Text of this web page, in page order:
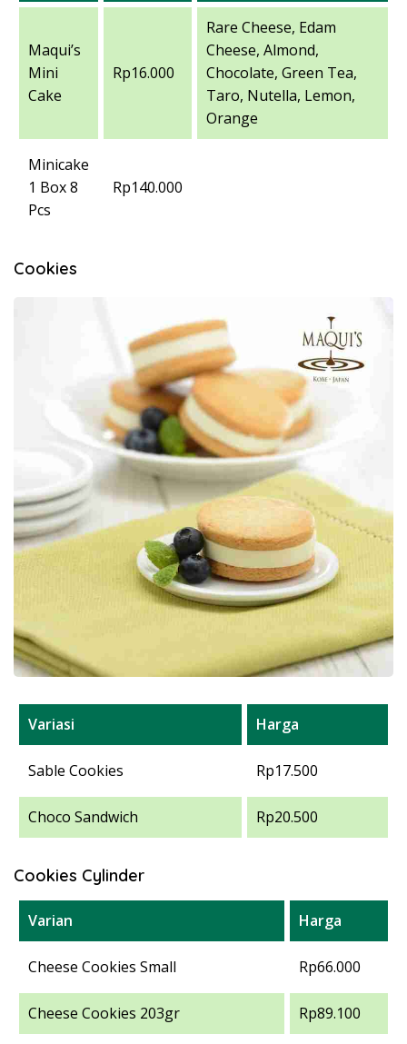
Maqui’s
Mini
Cake
Rp16.000
Rare Cheese, Edam
Cheese, Almond,
Chocolate, Green Tea,
Taro, Nutella, Lemon,
Orange
Minicake
1 Box 8
Pcs
Rp140.000
Cookies
Variasi Harga
Sable Cookies Rp17.500
Choco Sandwich Rp20.500
Cookies Cylinder
Varian Harga
Cheese Cookies Small Rp66.000
Cheese Cookies 203gr Rp89.100